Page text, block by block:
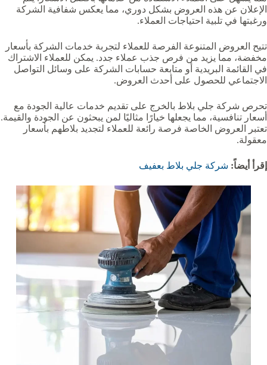
الإعلان عن هذه العروض بشكل دوري، مما يعكس شفافية الشركة
ورغبتها في تلبية احتياجات العملاء.
تتيح العروض المتنوعة الفرصة للعملاء لتجربة خدمات الشركة بأسعار
مخفضة، مما يزيد من فرص جذب عملاء جدد. يمكن للعملاء الاشتراك
في القائمة البريدية أو متابعة حسابات الشركة على وسائل التواصل
الاجتماعي للحصول على أحدث العروض.
تحرص شركة جلي بلاط بالخرج على تقديم خدمات عالية الجودة مع
أسعار تنافسية، مما يجعلها خيارًا مثاليًا لمن يبحثون عن الجودة والقيمة.
تعتبر العروض الخاصة فرصة رائعة للعملاء لتجديد بلاطهم بأسعار
معقولة.
إقرأ أيضاً: شركة جلي بلاط بعفيف